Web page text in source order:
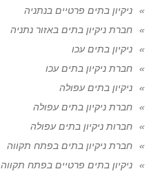
ניקיון בתים פרטיים בנתניה
חברת ניקיון בתים באזור נתניה
ניקיון בתים עכו
חברת ניקיון בתים עכו
ניקיון בתים עפולה
חברת ניקיון בתים עפולה
חברות ניקיון בתים עפולה
חברת ניקיון בתים בפתח תקווה
ניקיון בתים פרטיים בפתח תקווה